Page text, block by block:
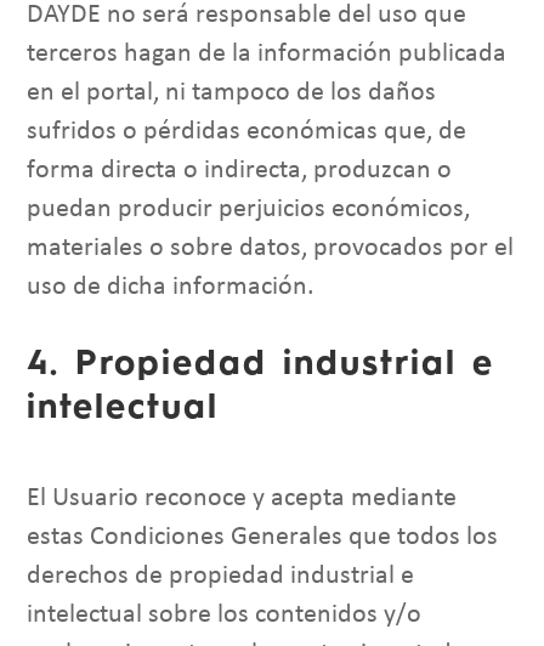
DAYDE no será responsable del uso que
terceros hagan de la información publicada
en el portal, ni tampoco de los daños
sufridos o pérdidas económicas que, de
forma directa o indirecta, produzcan o
puedan producir perjuicios económicos,
materiales o sobre datos, provocados por el
uso de dicha información.
4. Propiedad industrial e
intelectual
El Usuario reconoce y acepta mediante
estas Condiciones Generales que todos los
derechos de propiedad industrial e
intelectual sobre los contenidos y/o